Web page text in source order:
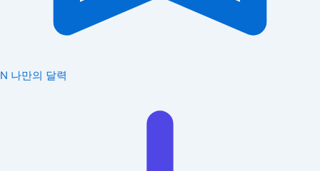
N 나만의 달력